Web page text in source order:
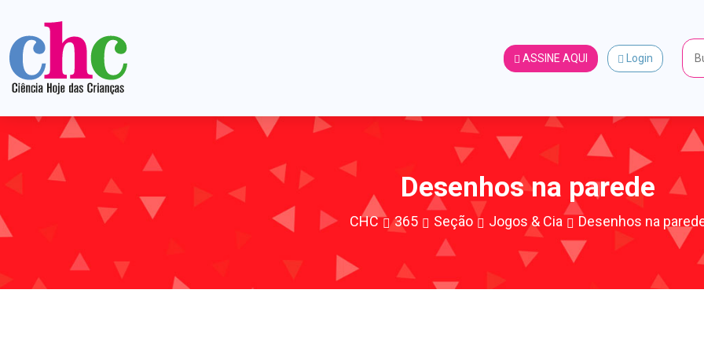
ASSINE AQUI Login
Desenhos na parede
CHC 365 Seção Jogos & Cia Desenhos na